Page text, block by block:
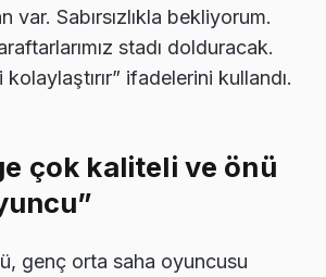
var. Sabırsızlıkla bekliyorum.
stadı dolduracak.
ifadelerini kullandı.
çok kaliteli ve önü
genç orta saha oyuncusu